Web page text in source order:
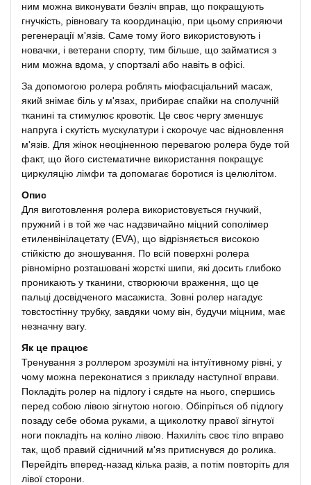
ним можна виконувати безліч вправ, що покращують
гнучкість, рівновагу та координацію, при цьому сприяючи
регенерації м'язів. Саме тому його використовують і
новачки, і ветерани спорту, тим більше, що займатися з
ним можна вдома, у спортзалі або навіть в офісі.
За допомогою ролера роблять міофасціальний масаж,
який знімає біль у м'язах, прибирає спайки на сполучній
тканині та стимулює кровотік. Це своє чергу зменшує
напруга і скутість мускулатури і скорочує час відновлення
м'язів. Для жінок неоціненною перевагою ролера буде той
факт, що його систематичне використання покращує
циркуляцію лімфи та допомагає боротися із целюлітом.
Опис
Для виготовлення ролера використовується гнучкий,
пружний і в той же час надзвичайно міцний сополімер
етиленвінілацетату (EVA), що відрізняється високою
стійкістю до зношування. По всій поверхні ролера
рівномірно розташовані жорсткі шипи, які досить глибоко
проникають у тканини, створюючи враження, що це
пальці досвідченого масажиста. Зовні ролер нагадує
товстостінну трубку, завдяки чому він, будучи міцним, має
незначну вагу.
Як це працює
Тренування з роллером зрозумілі на інтуїтивному рівні, у
чому можна переконатися з прикладу наступної вправи.
Покладіть ролер на підлогу і сядьте на нього, спершись
перед собою лівою зігнутою ногою. Обіпріться об підлогу
позаду себе обома руками, а щиколотку правої зігнутої
ноги покладіть на коліно лівою. Нахиліть своє тіло вправо
так, щоб правий сідничний м'яз притиснувся до ролика.
Перейдіть вперед-назад кілька разів, а потім повторіть для
лівої сторони.